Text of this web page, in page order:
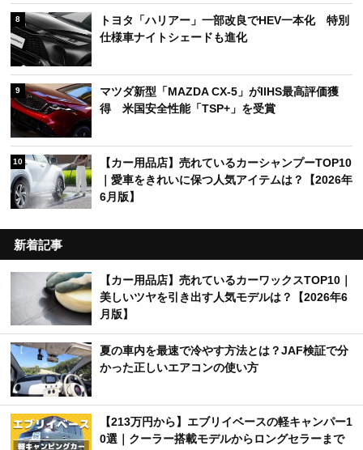
8
トヨタ「ハリアー」一部改良でHEV一本化 特別
仕様車ナイトシェードも進化
9
マツダ新型「MAZDA CX-5」がIIHS最高評価獲
得 米国安全性能「TSP+」を受賞
10
【カー用品店】売れているカーシャンプーTOP10
｜愛車をきれいに保つ人気アイテムは？【2026年
6月版】
新着記事
【カー用品店】売れているカーワックスTOP10｜
美しいツヤを引き出す人気モデルは？【2026年6
月版】
夏の車内を最速で冷やす方法とは？JAF検証で分
かった正しいエアコンの使い方
【213万円から】エブリイベースの軽キャンパー1
0選｜クーラー搭載モデルからロングセラーまで